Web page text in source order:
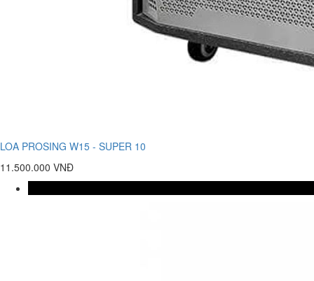
LOA PROSING W15 - SUPER 10
11.500.000 VNĐ